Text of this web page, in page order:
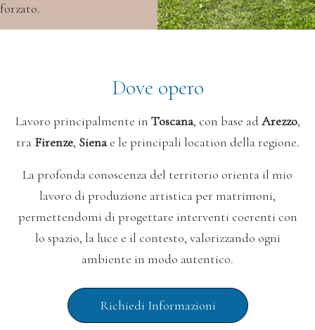
forzato.
Dove opero
Lavoro principalmente in Toscana, con base adArezzo,
traFirenze, Sienae le principali location della regione.
La profonda conoscenza del territorio orienta il mio
lavoro di produzione artistica per matrimoni,
permettendomi di progettare interventi coerenti con
lo spazio, la luce e il contesto, valorizzando ogni
ambiente in modo autentico.
Richiedi Informazioni